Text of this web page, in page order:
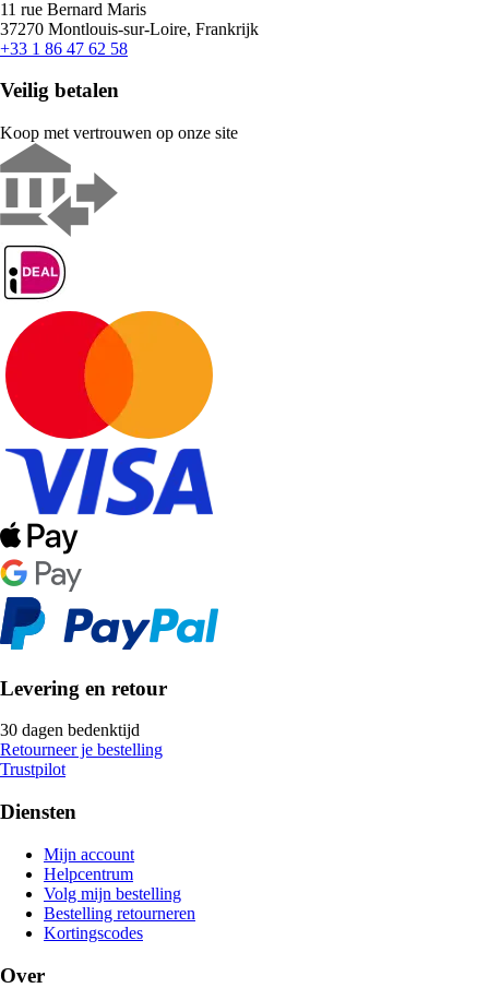
11 rue Bernard Maris
37270 Montlouis-sur-Loire, Frankrijk
+33 1 86 47 62 58
Veilig betalen
Koop met vertrouwen op onze site
Levering en retour
30 dagen bedenktijd
Retourneer je bestelling
Trustpilot
Diensten
Mijn account
Helpcentrum
Volg mijn bestelling
Bestelling retourneren
Kortingscodes
Over